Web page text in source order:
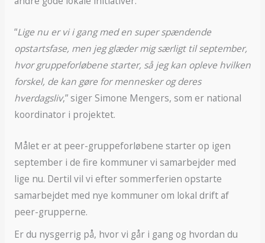
“Lige nu er vi i gang med en super spændende
opstartsfase, men jeg glæder mig særligt til september,
hvor gruppeforløbene starter, så jeg kan opleve hvilken
forskel, de kan gøre for mennesker og deres
hverdagsliv,” siger Simone Mengers, som er national
koordinator i projektet.
Målet er at peer-gruppeforløbene starter op igen
september i de fire kommuner vi samarbejder med
lige nu. Dertil vil vi efter sommerferien opstarte
samarbejdet med nye kommuner om lokal drift af
peer-grupperne.
Er du nysgerrig på, hvor vi går i gang og hvordan du